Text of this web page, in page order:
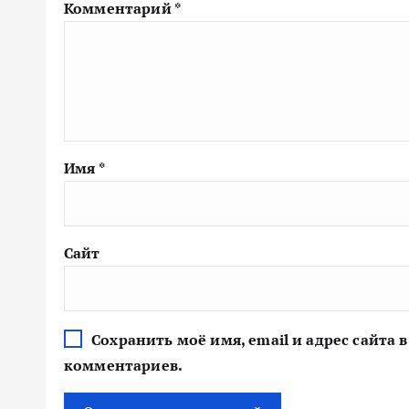
Комментарий*
Имя *
Сайт
Сохранить моё имя, email и адрес сайта
комментариев.